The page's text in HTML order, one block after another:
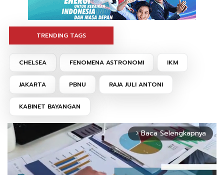
TRENDING TAGS
CHELSEA FENOMENA ASTRONOMI IKM
JAKARTA PBNU RAJA JULI ANTONI
KABINET BAYANGAN
arrow_forward_ios Baca Selengkapnya